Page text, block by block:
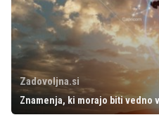
Zadovoljna.si
Znamenja, ki morajo biti vedno